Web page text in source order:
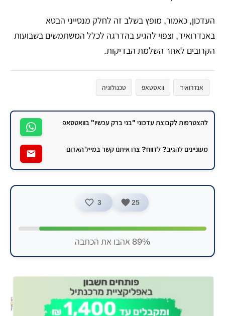
העדכון, כאמור, מופץ בשלב זה לחלק מנסייני הבטא
באנדרואיד, וצפוי להגיע בהדרגה לכלל המשתמשים בשבועות
הקרובים לאחר השלמת הבדיקות.
אנדרואיד וואסטאפ טכנולוגיה
להצטרפות לקבוצת עדכוני "בני ברק עכשיו" בוואטסאפ
מעוניינים להגיב? לדווח? צרו איתנו קשר במייל האדום
25
3
89% אהבו את הכתבה